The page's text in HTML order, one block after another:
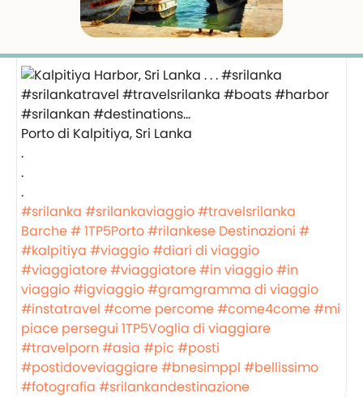
Porto di Kalpitiya, Sri Lanka
.
.
.
#srilanka #srilankaviaggio#travelsrilanka
Barche #1TP5Porto#rilankese Destinazioni #
#kalpitiya #viaggio#diari di viaggio
#viaggiatore#viaggiatore#in viaggio#in
viaggio#igviaggio#gramgramma di viaggio
#instatravel #come percome#come4come#mi
piace persegui 1TP5Voglia di viaggiare
#travelporn #asia #pic #posti
#postidoveviaggiare#bnesimppl #bellissimo
#fotografia #srilankandestinazione